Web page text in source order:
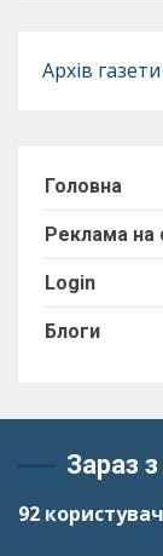
Архів
Головна
Реклама на
Login
Блоги
Зараз
92